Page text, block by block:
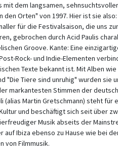
dem langsamen,
den Orten" von 1997. Hier ist sie
für die Festivalsaison, die uns
gebrochen durch Acid Paulis
Groove. Kante: Eine
Rock- und Indie-Elementen
Texte bekannt ist. Mit Alben
"Die Tiere sind unruhig" wurden sie
markantesten Stimmen der
(alias Martin Gretschmann) steht für
und beschäftigt sich seit über
Musik abseits der
auf Ibiza ebenso zu Hause wie bei
von Filmmusik.